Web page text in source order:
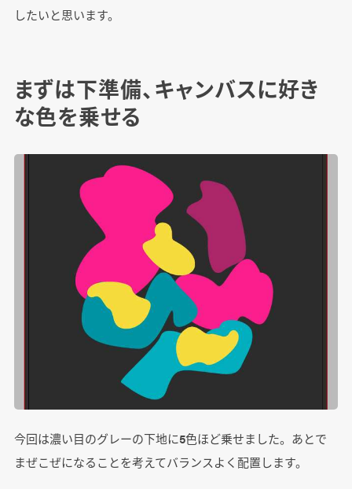
したいと思います。
まずは下準備、キャンバスに好き
な色を乗せる
今回は濃い目のグレーの下地に5色ほど乗せました。あとで
まぜこぜになることを考えてバランスよく配置します。